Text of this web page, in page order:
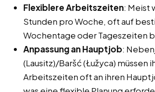
Flexiblere Arbeitszeiten: Meist
Stunden pro Woche, oft auf
Wochentage oder Tageszeiten
Anpassung an Hauptjob:
(Lausitz)/Baršć (Łužyca) müssen
Arbeitszeiten oft an ihren